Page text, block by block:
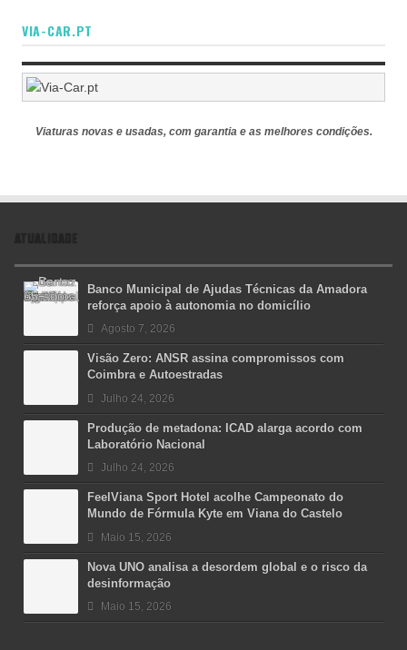
VIA-CAR.PT
Viaturas novas e usadas, com garantia e as melhores condições.
ATUALIDADE
Banco Municipal de Ajudas Técnicas da Amadora
reforça apoio à autonomia no domicílio
Agosto 7, 2026
Visão Zero: ANSR assina compromissos com
Coimbra e Autoestradas
Julho 24, 2026
Produção de metadona: ICAD alarga acordo com
Laboratório Nacional
Julho 24, 2026
FeelViana Sport Hotel acolhe Campeonato do
Mundo de Fórmula Kyte em Viana do Castelo
Maio 15, 2026
Nova UNO analisa a desordem global e o risco da
desinformação
Maio 15, 2026